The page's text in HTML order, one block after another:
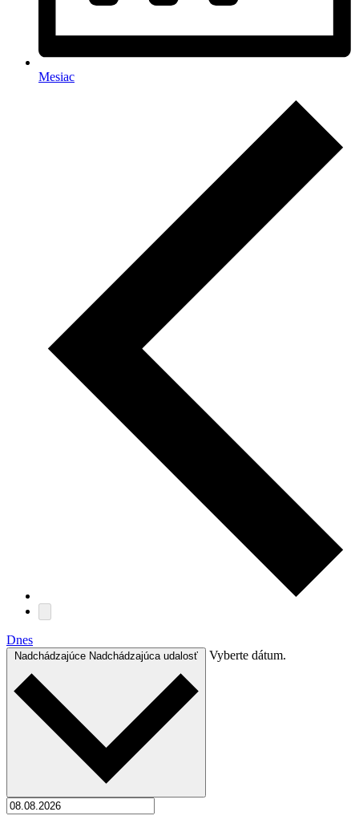
Mesiac
Dnes
Nadchádzajúce Nadchádzajúca udalosť Vyberte dátum.